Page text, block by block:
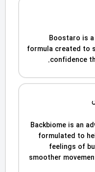
Boostaro is a
formula created to
confidence
Backbiome is an
formulated to
feelings of
smoother